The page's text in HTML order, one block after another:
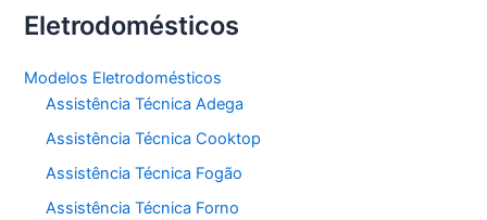
Eletrodomésticos
Modelos Eletrodomésticos
Assistência Técnica Adega
Assistência Técnica Cooktop
Assistência Técnica Fogão
Assistência Técnica Forno